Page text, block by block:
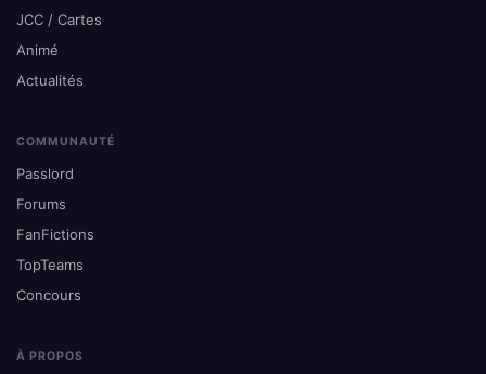
JCC / Cartes
Animé
Actualités
COMMUNAUTÉ
Passlord
Forums
FanFictions
TopTeams
Concours
À PROPOS